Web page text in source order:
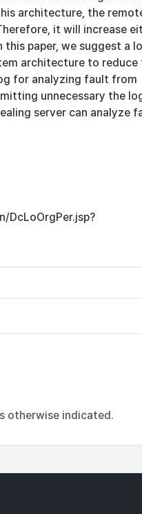
architecture, the
it will increase
paper, we suggest a
architecture to reduce
for analyzing fault from
unnecessary the
server can analyze
otherwise indicated.